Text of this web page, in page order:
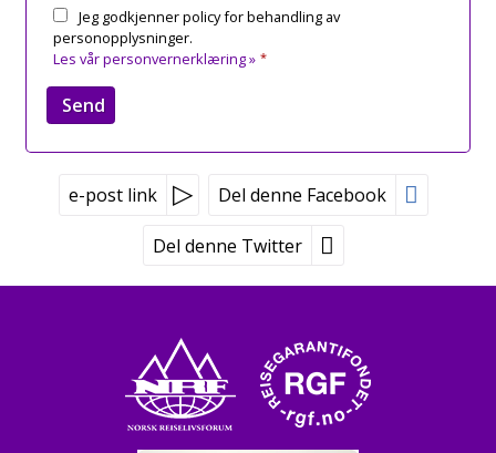
Jeg godkjenner policy for behandling av
personopplysninger.
Les vår personvernerklæring » *
e-post link Del denne Facebook
Del denne Twitter
Peer Gynt Tours
Tvetenveien 170
0671 Oslo
Booking tlf:
815 00 335